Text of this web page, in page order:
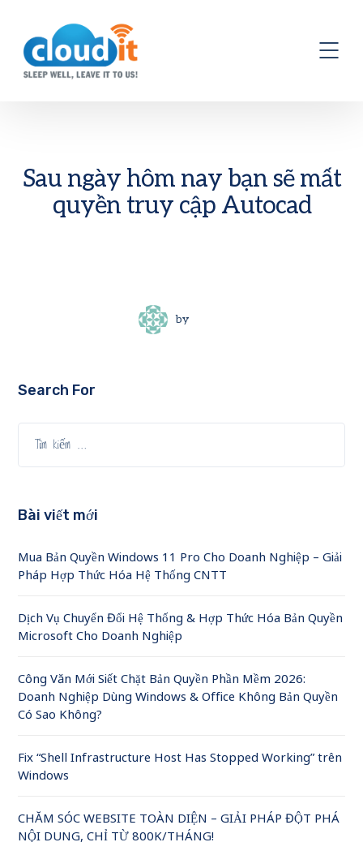
Sau ngày hôm nay bạn sẽ mất
quyền truy cập Autocad
by
Search For
Bài viết mới
Mua Bản Quyền Windows 11 Pro Cho Doanh Nghiệp – Giải
Pháp Hợp Thức Hóa Hệ Thống CNTT
Dịch Vụ Chuyển Đổi Hệ Thống & Hợp Thức Hóa Bản Quyền
Microsoft Cho Doanh Nghiệp
Công Văn Mới Siết Chặt Bản Quyền Phần Mềm 2026:
Doanh Nghiệp Dùng Windows & Office Không Bản Quyền
Có Sao Không?
Fix “Shell Infrastructure Host Has Stopped Working” trên
Windows
CHĂM SÓC WEBSITE TOÀN DIỆN – GIẢI PHÁP ĐỘT PHÁ
NỘI DUNG, CHỈ TỪ 800K/THÁNG!